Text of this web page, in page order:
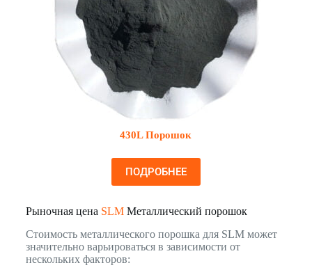
430L Порошок
ПОДРОБНЕЕ
Рыночная цена SLMМеталлический порошок
Стоимость металлического порошка для SLM может
значительно варьироваться в зависимости от
нескольких факторов: